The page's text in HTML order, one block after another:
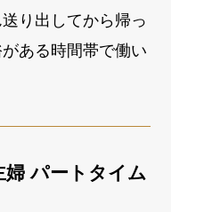
り出してから帰っ
ある時間帯で働い
婦 パートタイム